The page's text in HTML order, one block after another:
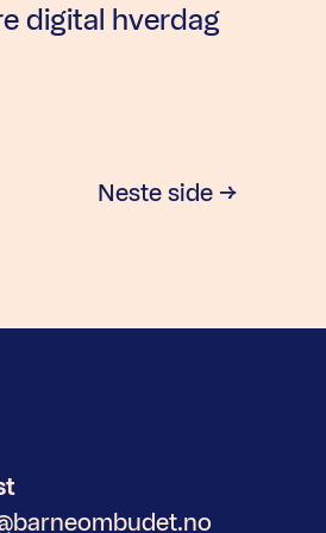
digital hverdag
Neste side